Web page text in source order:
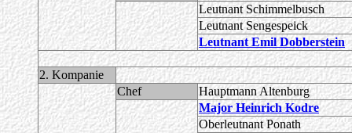
Leutnant Schimmelbusch
Leutnant Sengespeick
Leutnant Emil Dobberstein
2. Kompanie
Chef
Hauptmann Altenburg
Major Heinrich Kodre
Oberleutnant Ponath